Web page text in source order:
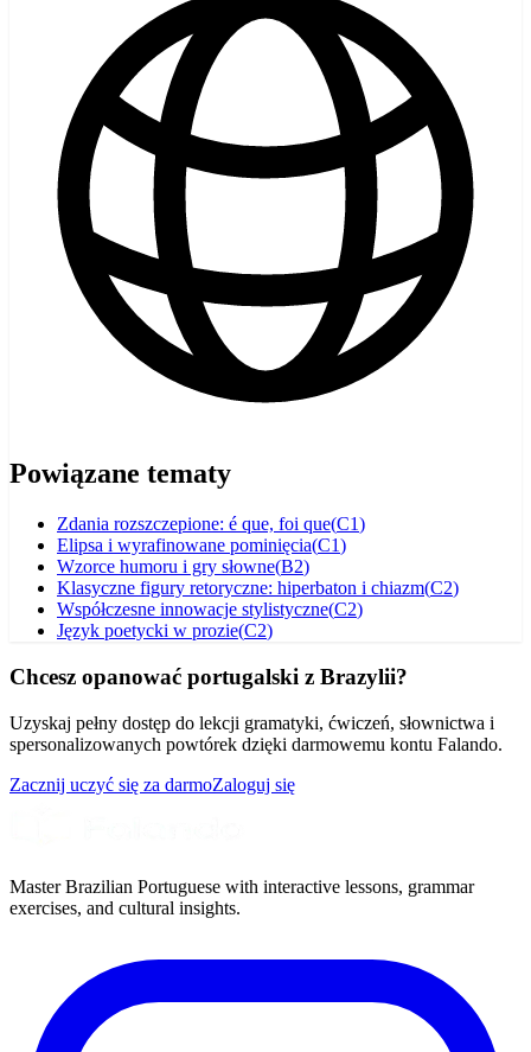
Powiązane tematy
Zdania rozszczepione: é que, foi que(C1)
Elipsa i wyrafinowane pominięcia(C1)
Wzorce humoru i gry słowne(B2)
Klasyczne figury retoryczne: hiperbaton i chiazm(C2)
Współczesne innowacje stylistyczne(C2)
Język poetycki w prozie(C2)
Chcesz opanować portugalski z Brazylii?
Uzyskaj pełny dostęp do lekcji gramatyki, ćwiczeń, słownictwa i
spersonalizowanych powtórek dzięki darmowemu kontu Falando.
Zacznij uczyć się za darmoZaloguj się
Master Brazilian Portuguese with interactive lessons, grammar
exercises, and cultural insights.